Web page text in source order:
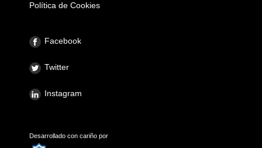
Política de Cookies
Facebook
Twitter
Instagram
Desarrollado con cariño por